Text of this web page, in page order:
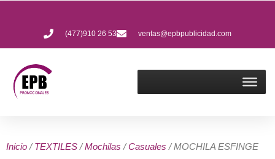
(477)910 26 53 ventas@epbpublicidad.com
Inicio /TEXTILES /Mochilas /Casuales / MOCHILA ESFINGE